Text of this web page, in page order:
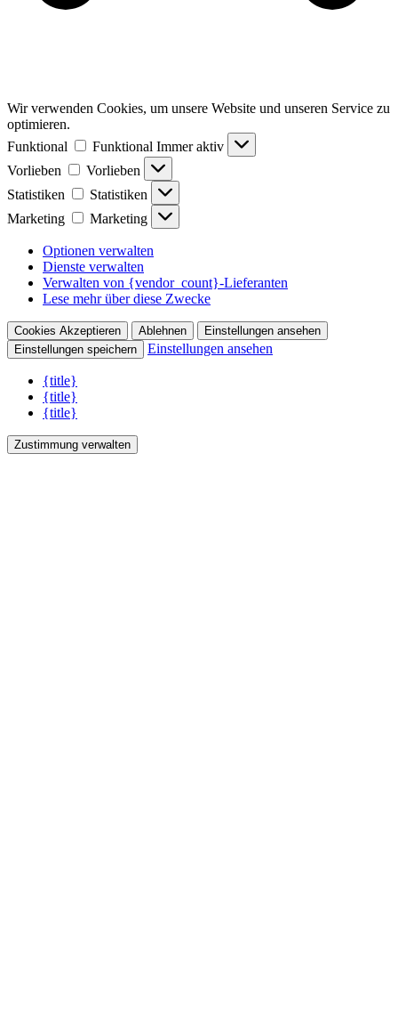
Wir verwenden Cookies, um unsere Website und unseren Service zu
optimieren.
Funktional
Funktional Immer aktiv
Vorlieben
Vorlieben
Statistiken
Statistiken
Marketing
Marketing
Optionen verwalten
Dienste verwalten
Verwalten von {vendor_count}-Lieferanten
Lese mehr über diese Zwecke
Cookies Akzeptieren Ablehnen
Einstellungen ansehen
Einstellungen speichern
Einstellungen ansehen
{title}
{title}
{title}
Zustimmung verwalten